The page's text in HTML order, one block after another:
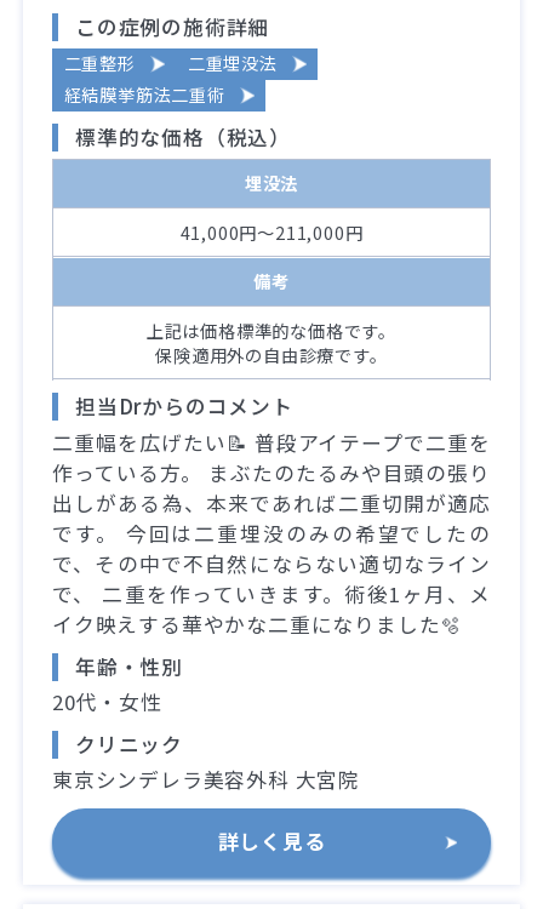
この症例の施術詳細
二重整形
二重埋没法
経結膜挙筋法二重術
標準的な価格（税込）
埋没法
41,000円～211,000円
備考
上記は価格標準的な価格です。
保険適用外の自由診療です。
担当Drからのコメント
二重幅を広げたい📝 普段アイテープで二重を
作っている方。 まぶたのたるみや目頭の張り
出しがある為、本来であれば二重切開が適応
です。 今回は二重埋没のみの希望でしたの
で、その中で不自然にならない適切なライン
で、 二重を作っていきます。術後1ヶ月、メ
イク映えする華やかな二重になりました🫧
年齢・性別
20代・女性
クリニック
東京シンデレラ美容外科 大宮院
詳しく見る